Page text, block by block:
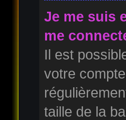
Je me suis
me
Il est
votre
taille de la